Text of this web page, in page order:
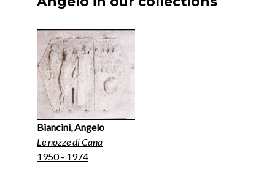
Biancini, Angelo
Le nozze di Cana
1950 - 1974